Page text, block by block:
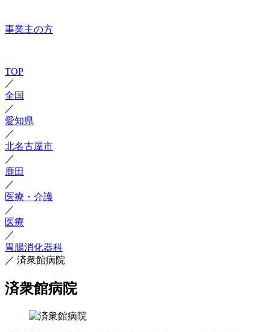
事業主の方
TOP
／
全国
／
愛知県
／
北名古屋市
／
鹿田
／
医療・介護
／
医療
／
胃腸消化器科
／ 済衆館病院
済衆館病院